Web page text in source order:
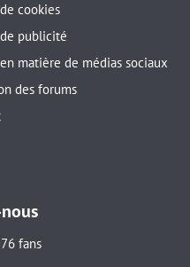
cookies
publicité
matière de médias sociaux
des forums
fans